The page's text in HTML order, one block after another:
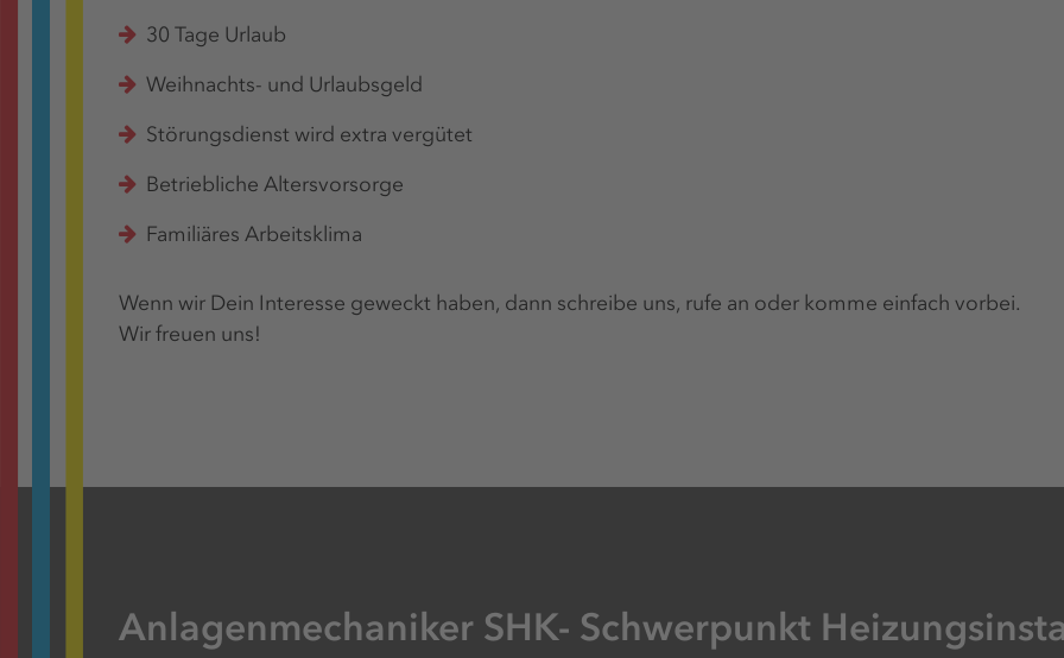
30 Tage Urlaub
Weihnachts- und Urlaubsgeld
Störungsdienst wird extra vergütet
Betriebliche Altersvorsorge
Familiäres Arbeitsklima
Wenn wir Dein Interesse geweckt haben, dann schreibe uns, rufe an oder komme einfach vorbei.
Wir freuen uns!
Anlagenmechaniker SHK- Schwerpunkt